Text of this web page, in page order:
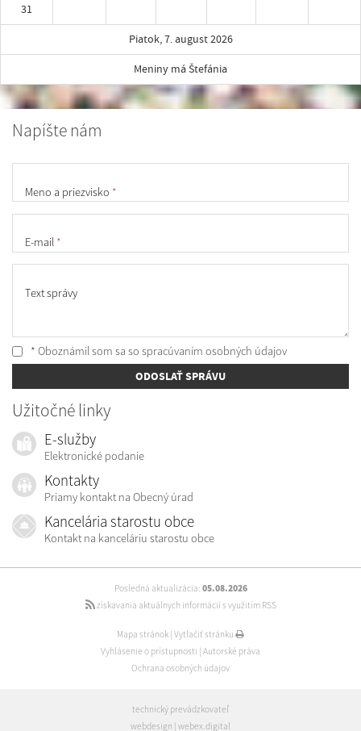
31
Piatok, 7. august 2026
Meniny má Štefánia
Napíšte nám
Meno a priezvisko *
E-mail *
Text správy
* Oboznámil som sa so spracúvaním osobných údajov
ODOSLAŤ SPRÁVU
Užitočné linky
E-služby
Elektronické podanie
Kontakty
Priamy kontakt na Obecný úrad
Kancelária starostu obce
Kontakt na kanceláriu starostu obce
Posledná aktualizácia: 05.08.2026
získavania aktuálnych informácií s využitím RSS
Mapa stránok | Vytlačiť stránku
Vyhlásenie o prístupnosti | Autorské práva
Ochrana osobných údajov
technický prevádzkovateľ
webdesign | webex.digital